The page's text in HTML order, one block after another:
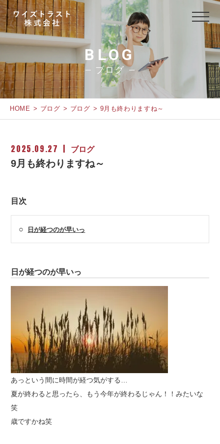
BLOG
ブログ
HOME ブログ ブログ 9月も終わりますね～
2025.09.27 ブログ
9月も終わりますね～
目次
○ 日が経つのが早いっ
日が経つのが早いっ
あっという間に時間が経つ気がする…
夏が終わると思ったら、もう今年が終わるじゃん！！みたいな
笑
歳ですかね笑